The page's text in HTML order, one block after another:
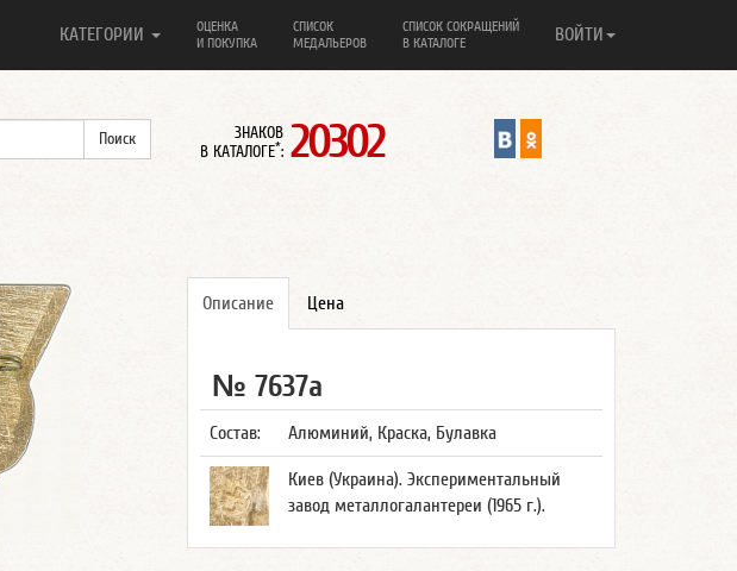
КАТЕГОРИИ
ОЦЕНКА
И ПОКУПКА
СПИСОК
МЕДАЛЬЕРОВ
СПИСОК СОКРАЩЕНИЙ
В КАТАЛОГЕ
ВОЙТИ
ЗНАКОВ
В КАТАЛОГЕ*: 20302
Описание Цена
№ 7637а
Состав: Алюминий, Краска, Булавка
Киев (Украина). Экспериментальный
завод металлогалантереи (1965 г.).